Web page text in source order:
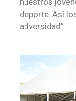
nuestros
deporte. Así
adversidad”.